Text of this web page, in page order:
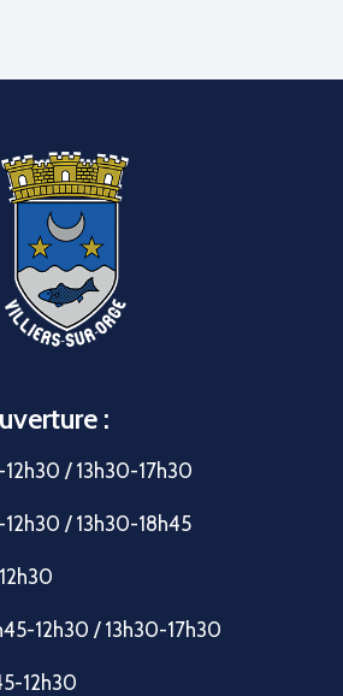
:
/ 13h30-17h30
/ 13h30-18h45
12h30 / 13h30-17h30
12h30